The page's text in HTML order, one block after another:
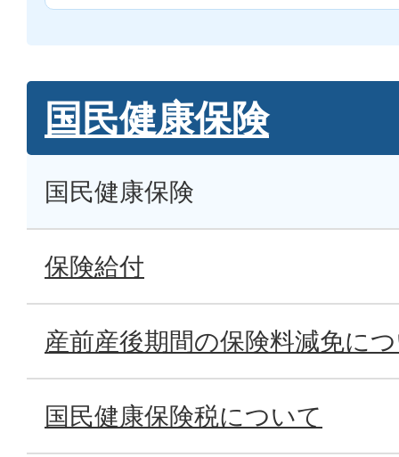
国民健康保険
国民健康保険
保険給付
産前産後期間の保険料減免に
国民健康保険税について